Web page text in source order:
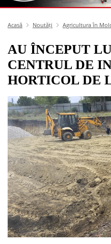
Acasă Noutăți Agricultura în
AU ÎNCEPUT
CENTRUL DE
HORTICOL DE